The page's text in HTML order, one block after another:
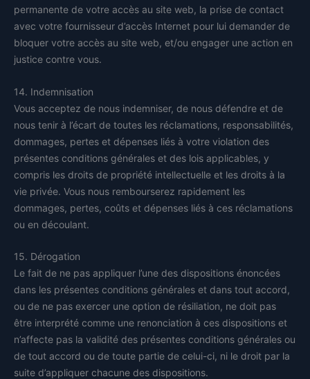
permanente de votre accès au site web, la prise de contact
avec votre fournisseur d’accès Internet pour lui demander de
bloquer votre accès au site web, et/ou engager une action en
justice contre vous.
14. Indemnisation
Vous acceptez de nous indemniser, de nous défendre et de
nous tenir à l’écart de toutes les réclamations, responsabilités,
dommages, pertes et dépenses liés à votre violation des
présentes conditions générales et des lois applicables, y
compris les droits de propriété intellectuelle et les droits à la
vie privée. Vous nous rembourserez rapidement les
dommages, pertes, coûts et dépenses liés à ces réclamations
ou en découlant.
15. Dérogation
Le fait de ne pas appliquer l’une des dispositions énoncées
dans les présentes conditions générales et dans tout accord,
ou de ne pas exercer une option de résiliation, ne doit pas
être interprété comme une renonciation à ces dispositions et
n’affecte pas la validité des présentes conditions générales ou
de tout accord ou de toute partie de celui-ci, ni le droit par la
suite d’appliquer chacune des dispositions.